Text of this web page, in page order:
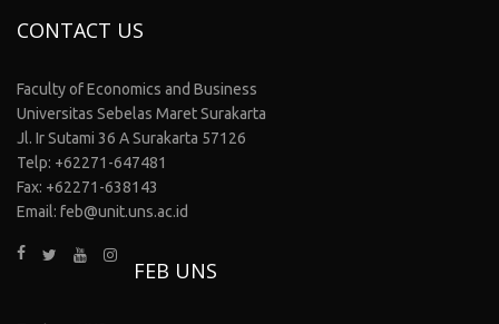
CONTACT US
Faculty of Economics and Business
Universitas Sebelas Maret Surakarta
Jl. Ir Sutami 36 A Surakarta 57126
Telp: +62271-647481
Fax: +62271-638143
Email: feb@unit.uns.ac.id
FEB UNS